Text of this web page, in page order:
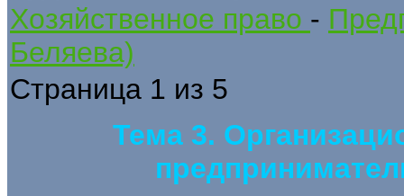
Хозяйственное право -
Беляева)
Страница 1 из 5
Тема 3.